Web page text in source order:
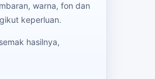
warna, fon dan
keperluan.
hasilnya,